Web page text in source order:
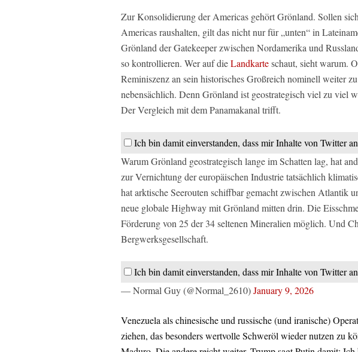
Zur Konsolidierung der Americas gehört Grönland. Sollen
Americas raushalten, gilt das nicht nur für „unten“ in
Grönland der Gatekeeper zwischen Nordamerika und
so kontrollieren. Wer auf dieLandkarteschaut, sieht warum.
Reminiszenz an sein historisches Großreich nominell weiter
nebensächlich. Denn Grönland ist geostrategisch viel zu viel
Der Vergleich mit dem Panamakanal trifft.
Ich bin damit einverstanden, dass mir Inhalte von Twitter
Warum Grönland geostrategisch lange im Schatten lag, hat
zur Vernichtung der europäischen Industrie tatsächlich
hat arktische Seerouten schiffbar gemacht zwischen Atlantik
neue globale Highway mit Grönland mitten drin. Die
Förderung von 25 der 34 seltenen Mineralien möglich. Und
Bergwerksgesellschaft.
Ich bin damit einverstanden, dass mir Inhalte von Twitter
— Normal Guy (@Normal_2610)January 9, 2026
Venezuela als chinesische und russische (und iranische)
ziehen, das besonders wertvolle Schweröl wieder nutzen zu